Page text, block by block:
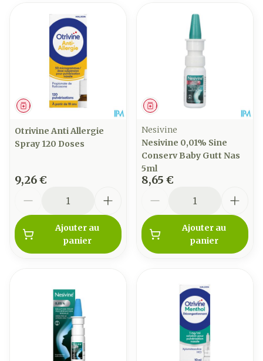
Médicament
Otrivine Anti Allergie
Spray 120 Doses
9,26 €
Ajouter au
panier
Médicament
Nesivine
Nesivine 0,01% Sine
Conserv Baby Gutt Nas
5ml
8,65 €
Ajouter au
panier